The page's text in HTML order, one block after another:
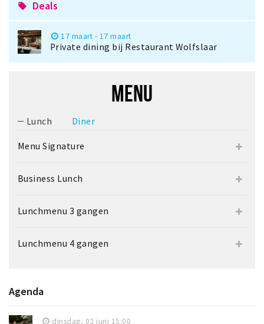
local_offer Deals
17 maart - 17 maart
Private dining bij Restaurant Wolfslaar
MENU
Lunch Diner
Menu Signature
Business Lunch
Lunchmenu 3 gangen
Lunchmenu 4 gangen
Agenda
dinsdag, 02 juni 15:00